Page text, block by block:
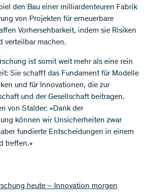
den Bau einer milliardenteuren Fabrik
von Projekten für erneuerbare
Vorhersehbarkeit, indem sie Risiken
verteilbar machen.
ist somit weit mehr als eine rein
Sie schafft das Fundament für Modelle
und für Innovationen, die zur
und der Gesellschaft beitragen.
von Stalder: «Dank der
können wir Unsicherheiten zwar
fundierte Entscheidungen in einem
treffen.»
heute – Innovation morgen